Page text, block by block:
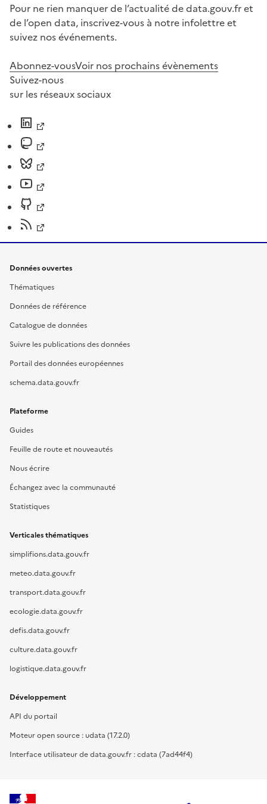
Pour ne rien manquer de l’actualité de data.gouv.fr et
de l’open data, inscrivez-vous à notre infolettre et
suivez nos événements.
Abonnez-vousVoir nos prochains évènements
Suivez-nous
sur les réseaux sociaux
Données ouvertes
Thématiques
Données de référence
Catalogue de données
Suivre les publications des données
Portail des données européennes
schema.data.gouv.fr
Plateforme
Guides
Feuille de route et nouveautés
Nous écrire
Échangez avec la communauté
Statistiques
Verticales thématiques
simplifions.data.gouv.fr
meteo.data.gouv.fr
transport.data.gouv.fr
ecologie.data.gouv.fr
defis.data.gouv.fr
culture.data.gouv.fr
logistique.data.gouv.fr
Développement
API du portail
Moteur open source : udata (17.2.0)
Interface utilisateur de data.gouv.fr : cdata (7ad44f4)